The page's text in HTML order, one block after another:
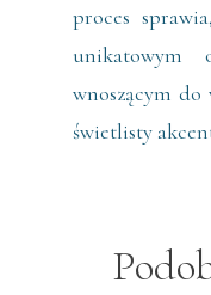
proces
unikatowym
wnoszącym
świetlisty